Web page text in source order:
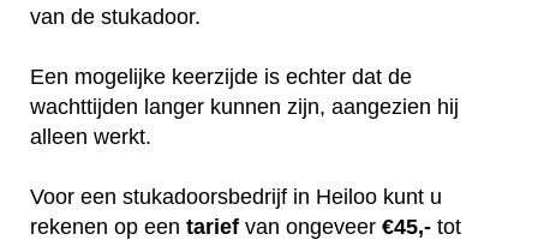
van de stukadoor.
Een mogelijke keerzijde is echter dat de
wachttijden langer kunnen zijn, aangezien hij
alleen werkt.
Voor een stukadoorsbedrijf in Heiloo kunt u
rekenen op een tarief van ongeveer €45,- tot